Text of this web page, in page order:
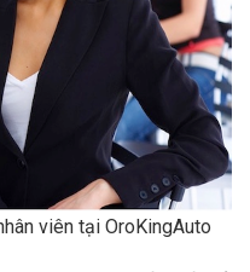
viên tại OroKingAuto